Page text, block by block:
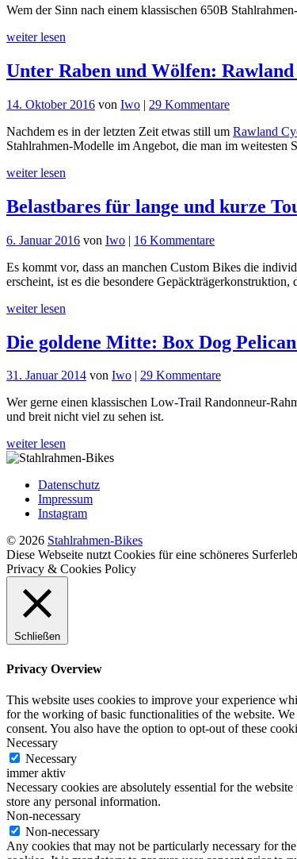
2017
Wem der Sinn nach einem klassischen 650B
weiter lesen
Unter Raben und Wölfen:
14. Oktober 2016 von Iwo | 29 Kommentarezu
Raben
und
und
ULV
Nachdem es in der letzten Zeit etwas still um Rawland
Stahlrahmen-Modelle im Angebot, die man im weitesten
weiter lesen
Belastbares für lange und kurze
6. Januar 2016 von Iwo | 16 Kommentarezu
für
lange
Neues
von
Cycles
Es kommt vor, dass an manchen Custom Bikes die
erscheint, ist es die besondere Gepäckträgerkonstruktion,
weiter lesen
Die goldene Mitte: Box Dog
31. Januar 2014 von Iwo | 29 Kommentarezu
goldene
Wer gerne einen klassischen Low-Trail Randonneur-
und breit nicht viel zu sehen ist.
weiter lesen
Datenschutz
Impressum
Instagram
© 2026 Stahlrahmen-Bikes
Diese Webseite nutzt Cookies für eine schöneres
Privacy & Cookies Policy
Schließen
Privacy Overview
This website uses cookies to improve your experience
for the working of basic functionalities of the website.
consent. You also have the option to opt-out of these
Necessary
Necessary
immer aktiv
Necessary cookies are absolutely essential for the
store any personal information.
Non-necessary
Non-necessary
Any cookies that may not be particularly necessary for